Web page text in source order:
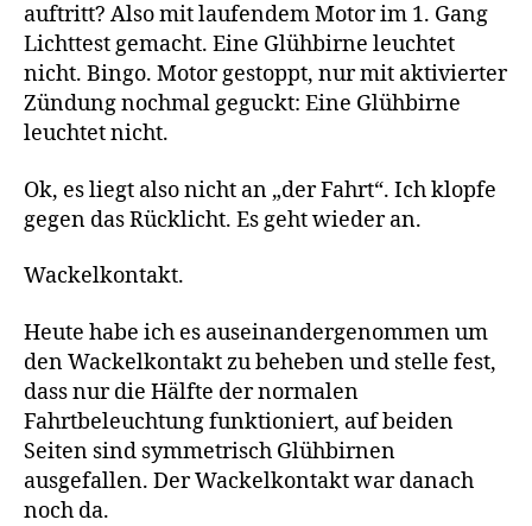
auftritt? Also mit laufendem Motor im 1. Gang
Lichttest gemacht. Eine Glühbirne leuchtet
nicht. Bingo. Motor gestoppt, nur mit aktivierter
Zündung nochmal geguckt: Eine Glühbirne
leuchtet nicht.
Ok, es liegt also nicht an „der Fahrt“. Ich klopfe
gegen das Rücklicht. Es geht wieder an.
Wackelkontakt.
Heute habe ich es auseinandergenommen um
den Wackelkontakt zu beheben und stelle fest,
dass nur die Hälfte der normalen
Fahrtbeleuchtung funktioniert, auf beiden
Seiten sind symmetrisch Glühbirnen
ausgefallen. Der Wackelkontakt war danach
noch da.